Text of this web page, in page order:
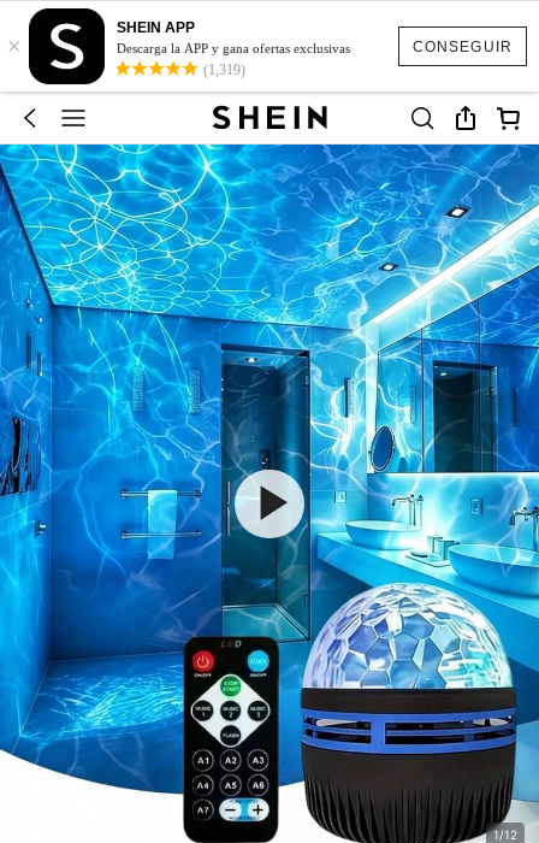
CONSEGUIR
×
SHEIN APP
Descarga la APP y gana ofertas exclusivas
(1,319)
1/12